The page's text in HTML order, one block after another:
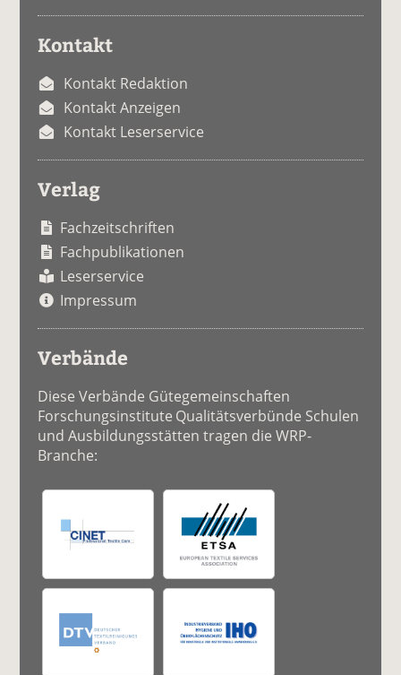
Kontakt
Kontakt Redaktion
Kontakt Anzeigen
Kontakt Leserservice
Verlag
Fachzeitschriften
Fachpublikationen
Leserservice
Impressum
Verbände
Diese Verbände Gütegemeinschaften
Forschungsinstitute Qualitätsverbünde Schulen
und Ausbildungsstätten tragen die WRP-
Branche: